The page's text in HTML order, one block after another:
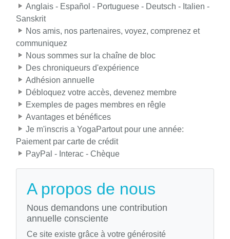
Anglais - Español - Portuguese - Deutsch - Italien -
Sanskrit
Nos amis, nos partenaires, voyez, comprenez et
communiquez
Nous sommes sur la chaîne de bloc
Des chroniqueurs d'expérience
Adhésion annuelle
Débloquez votre accès, devenez membre
Exemples de pages membres en rêgle
Avantages et bénéfices
Je m'inscris a YogaPartout pour une année:
Paiement par carte de crédit
PayPal - Interac - Chèque
A propos de nous
Nous demandons une contribution
annuelle consciente
Ce site existe grâce à votre générosité